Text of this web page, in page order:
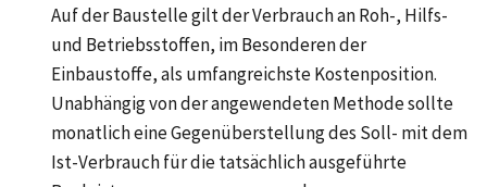
Auf der Baustelle gilt der Verbrauch an Roh-, Hilfs-
und Betriebsstoffen, im Besonderen der
Einbaustoffe, als umfangreichste Kostenposition.
Unabhängig von der angewendeten Methode sollte
monatlich eine Gegenüberstellung des Soll- mit dem
Ist-Verbrauch für die tatsächlich ausgeführte